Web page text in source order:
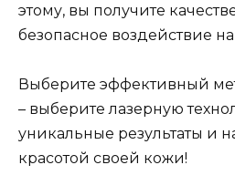
этому, вы получите
безопасное воздействие
Выберите эффективный
– выберите лазерную
уникальные результаты и
красотой своей кожи!